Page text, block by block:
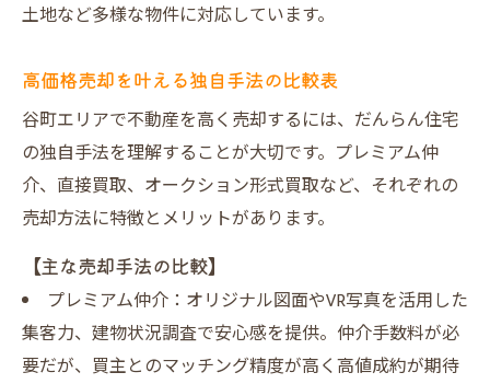
土地など多様な物件に対応しています。
高価格売却を叶える独自手法の比較表
谷町エリアで不動産を高く売却するには、だんらん住宅
の独自手法を理解することが大切です。プレミアム仲
介、直接買取、オークション形式買取など、それぞれの
売却方法に特徴とメリットがあります。
【主な売却手法の比較】
プレミアム仲介：オリジナル図面やVR写真を活用した
集客力、建物状況調査で安心感を提供。仲介手数料が必
要だが、買主とのマッチング精度が高く高値成約が期待